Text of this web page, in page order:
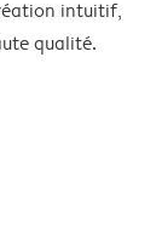
intuitif,
qualité.